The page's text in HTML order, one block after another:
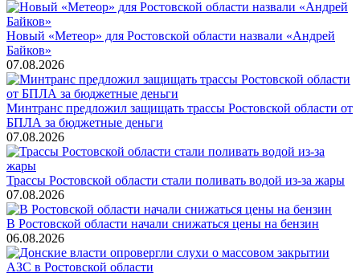
Новый «Метеор» для Ростовской области назвали «Андрей
Байков»
07.08.2026
Минтранс предложил защищать трассы Ростовской области от
БПЛА за бюджетные деньги
07.08.2026
Трассы Ростовской области стали поливать водой из-за жары
07.08.2026
В Ростовской области начали снижаться цены на бензин
06.08.2026